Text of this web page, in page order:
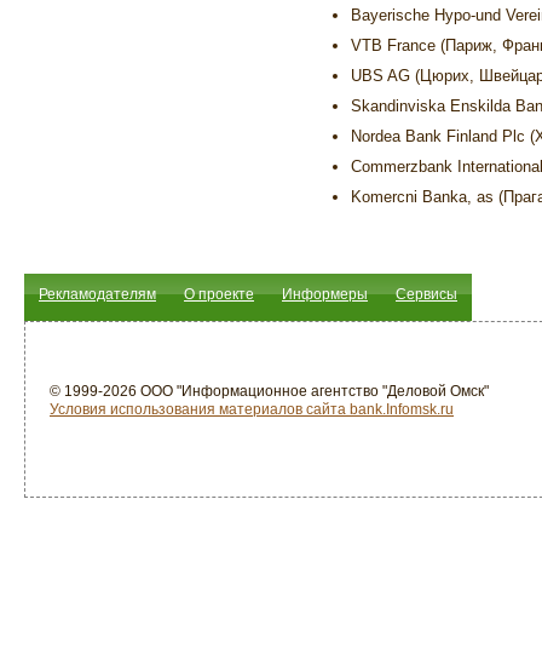
Bayerische Hypo-und
VTB France (Париж,
UBS AG (Цюрих,
Skandinviska Enskilda
Nordea Bank Finland Plc
Commerzbank
Komercni Banka, as
Рекламодателям О проекте Информеры Сервисы
© 1999-2026 ООО "Информационное агентство "Деловой Омск"
Условия использования материалов сайта bank.Infomsk.ru